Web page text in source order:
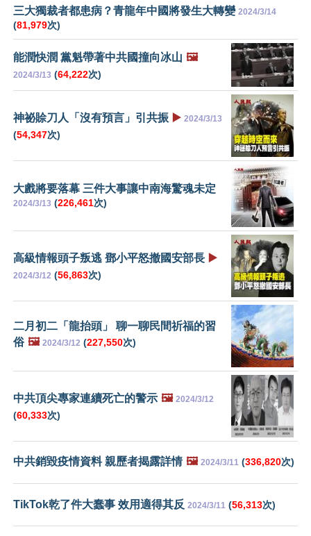
三大獨裁者都患病？青龍年中國將發生大轉變 2024/3/14
(81,979次)
能潤快潤 黨魁帶著中共國撞向冰山 🖼️
2024/3/13 (64,222次)
神祕賒刀人「沒有預言」引共振 ▶️ 2024/3/13
(54,347次)
大戲將要落幕 三件大事讓中南海驚魂未定
2024/3/13 (226,461次)
高級情報頭子叛逃 鄧小平怒撤國安部長 ▶️
2024/3/12 (56,863次)
二月初二「龍抬頭」 聊一聊民間祈福的習
俗 🖼️ 2024/3/12 (227,550次)
中共頂尖專家連續死亡的警示 🖼️ 2024/3/12
(60,333次)
中共銷毀疫情資料 親歷者揭露詳情 🖼️ 2024/3/11 (336,820次)
TikTok乾了件大蠢事 效用適得其反 2024/3/11 (56,313次)